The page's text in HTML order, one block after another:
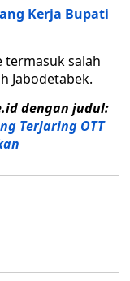
Kerja Bupati
termasuk salah
Jabodetabek.
dengan judul:
Terjaring OTT